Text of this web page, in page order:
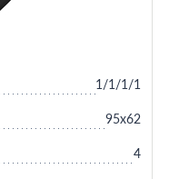
1/1/1/1
95x62
4